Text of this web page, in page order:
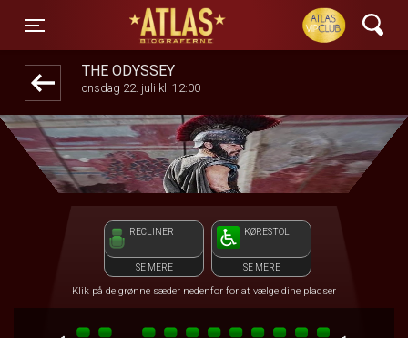
Toggle navigation
ATLAS Biograferne
THE ODYSSEY
onsdag 22. juli kl. 12:00
RECLINER
SE MERE
KØRESTOL
SE MERE
Klik på de grønne sæder nedenfor for at vælge dine pladser
front03-cc 080012